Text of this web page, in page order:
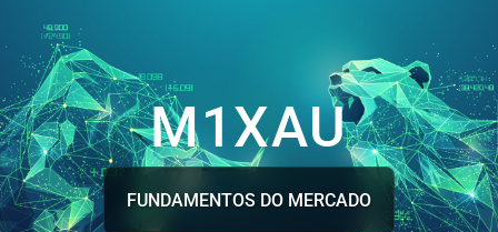
M1XAU
FUNDAMENTOS DO MERCADO